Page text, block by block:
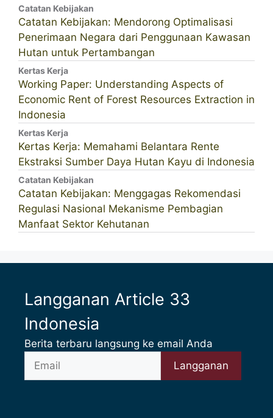
Catatan Kebijakan
Catatan Kebijakan: Mendorong Optimalisasi
Penerimaan Negara dari Penggunaan Kawasan
Hutan untuk Pertambangan
Kertas Kerja
Working Paper: Understanding Aspects of
Economic Rent of Forest Resources Extraction in
Indonesia
Kertas Kerja
Kertas Kerja: Memahami Belantara Rente
Ekstraksi Sumber Daya Hutan Kayu di Indonesia
Catatan Kebijakan
Catatan Kebijakan: Menggagas Rekomendasi
Regulasi Nasional Mekanisme Pembagian
Manfaat Sektor Kehutanan
Langganan Article 33
Indonesia
Berita terbaru langsung ke email Anda